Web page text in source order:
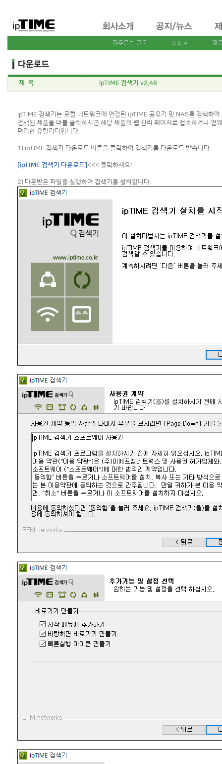
제 목 ipTIME 검색기 v2.48
ipTIME 검색기는 로컬 네트워크에 연결된 ipTIME 공유기 및 NAS를 검색하여
검색된 제품을 더블 클릭하시면 해당 제품의 웹 관리 페이지로 접속하거나 펌
편리한 유틸리티입니다.
1) ipTIME 검색기 다운로드 버튼을 클릭하여 검색기를 다운로드 받습니다.
[ipTIME 검색기 다운로드] <<< 클릭하세요!
2) 다운받은 파일을 실행하여 검색기를 설치합니다.